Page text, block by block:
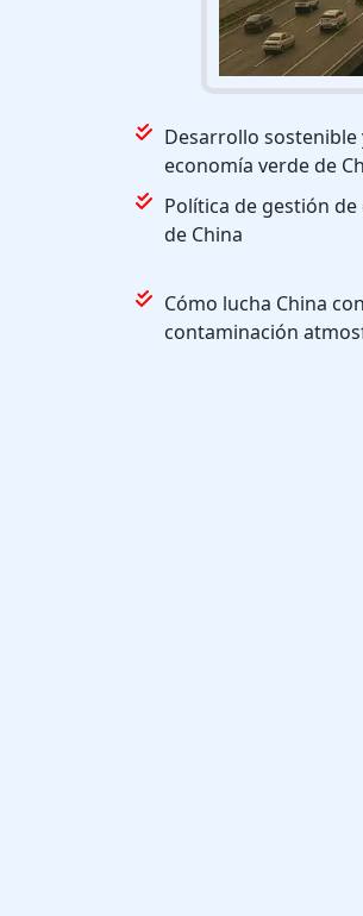
Desarrollo sostenible
economía verde de
Política de gestión de
de China
Cómo lucha China
contaminación